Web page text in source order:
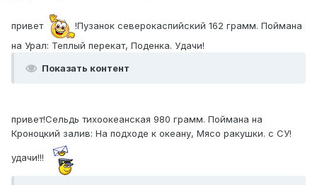
привет
!Пузанок северокаспийский 162 грамм. Поймана
на Урал: Теплый перекат, Поденка. Удачи!
Показать контент
привет!Сельдь тихоокеанская 980 грамм. Поймана на
Кроноцкий залив: На подходе к океану, Мясо ракушки. с СУ!
удачи!!!